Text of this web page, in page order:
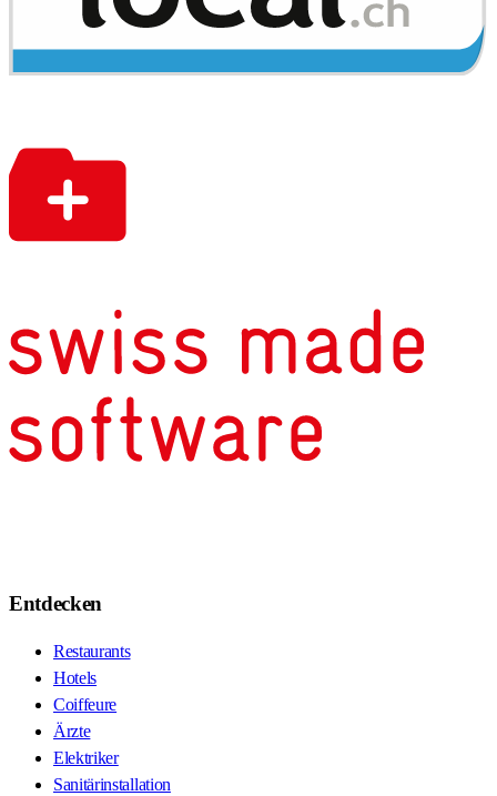
Entdecken
Restaurants
Hotels
Coiffeure
Ärzte
Elektriker
Sanitärinstallation